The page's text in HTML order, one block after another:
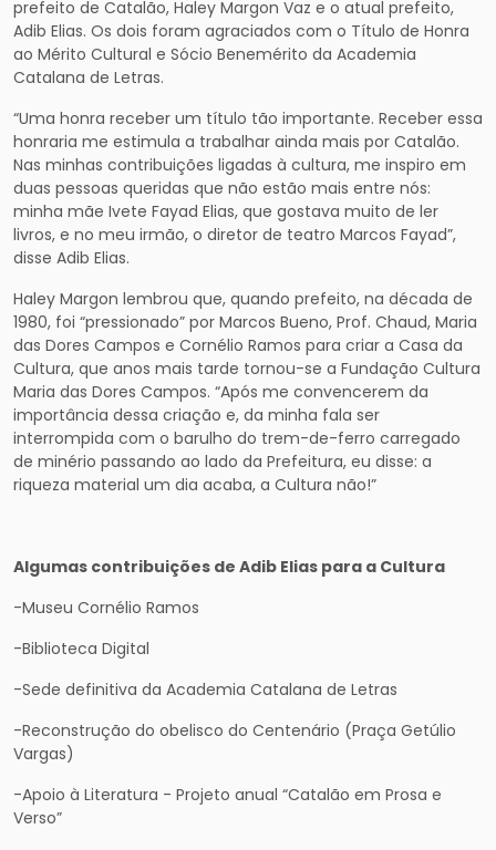
prefeito de Catalão, Haley Margon Vaz e o atual prefeito,
Adib Elias. Os dois foram agraciados com o Título de Honra
ao Mérito Cultural e Sócio Benemérito da Academia
Catalana de Letras.
“Uma honra receber um título tão importante. Receber essa
honraria me estimula a trabalhar ainda mais por Catalão.
Nas minhas contribuições ligadas à cultura, me inspiro em
duas pessoas queridas que não estão mais entre nós:
minha mãe Ivete Fayad Elias, que gostava muito de ler
livros, e no meu irmão, o diretor de teatro Marcos Fayad”,
disse Adib Elias.
Haley Margon lembrou que, quando prefeito, na década de
1980, foi “pressionado” por Marcos Bueno, Prof. Chaud, Maria
das Dores Campos e Cornélio Ramos para criar a Casa da
Cultura, que anos mais tarde tornou-se a Fundação Cultura
Maria das Dores Campos. “Após me convencerem da
importância dessa criação e, da minha fala ser
interrompida com o barulho do trem-de-ferro carregado
de minério passando ao lado da Prefeitura, eu disse: a
riqueza material um dia acaba, a Cultura não!”
Algumas contribuições de Adib Elias para a Cultura
-Museu Cornélio Ramos
-Biblioteca Digital
-Sede definitiva da Academia Catalana de Letras
-Reconstrução do obelisco do Centenário (Praça Getúlio
Vargas)
-Apoio à Literatura - Projeto anual “Catalão em Prosa e
Verso”